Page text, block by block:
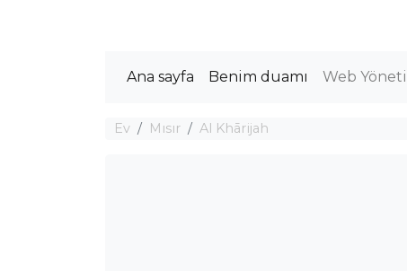
Ana sayfa Benim duamı Web
Ev Mısır Al Khārijah